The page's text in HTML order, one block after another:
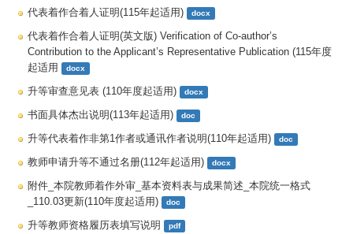
代表着作合着人证明(115年起适用) docx
代表着作合着人证明(英文版) Verification of Co-author’s
Contribution to the Applicant’s Representative Publication (115年度
起适用
docx
升等审查意见表 (110年度起适用) docx
书面具体杰出说明(113年起适用) doc
升等代表着作非第1作者或通讯作者说明(110年起适用) doc
教师申请升等不通过名册(112年起适用) docx
附件_本院教师着作外审_基本资料表与成果简述_本院统一格式
_110.03更新(110年度起适用)
doc
升等教师资格履历表填写说明 pdf